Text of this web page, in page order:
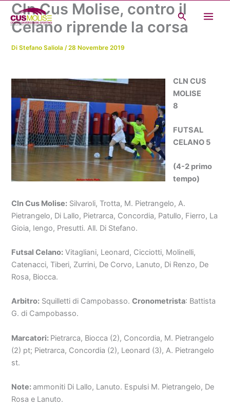
contenuto
Cerca
Cln Cus Molise, contro il
Celano riprende la corsa
DiStefano Saliola/28 Novembre 2019
CLN CUS
MOLISE
8
FUTSAL
CELANO 5
(4-2 primo
tempo)
Cln Cus Molise: Silvaroli, Trotta, M. Pietrangelo, A.
Pietrangelo, Di Lallo, Pietrarca, Concordia, Patullo, Fierro, La
Gioia, Iengo, Presutti. All. Di Stefano.
Futsal Celano: Vitagliani, Leonard, Cicciotti, Molinelli,
Catenacci, Tiberi, Zurrini, De Corvo, Lanuto, Di Renzo, De
Rosa, Biocca.
Arbitro: Squilletti di Campobasso.Cronometrista: Battista
G. di Campobasso.
Marcatori: Pietrarca, Biocca (2), Concordia, M. Pietrangelo
(2) pt; Pietrarca, Concordia (2), Leonard (3), A. Pietrangelo
st.
Note:ammoniti Di Lallo, Lanuto. Espulsi M. Pietrangelo, De
Rosa e Lanuto.